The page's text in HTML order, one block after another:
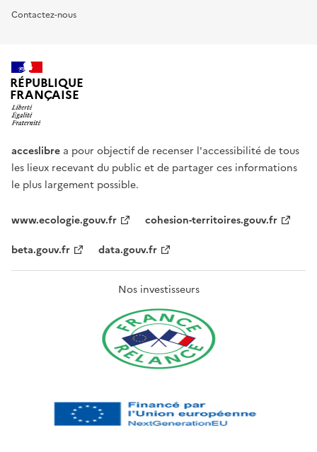
Contactez-nous
RÉPUBLIQUE
FRANÇAISE
acceslibre a pour objectif de recenser l'accessibilité de tous
les lieux recevant du public et de partager ces informations
le plus largement possible.
www.ecologie.gouv.fr
cohesion-territoires.gouv.fr
beta.gouv.fr
data.gouv.fr
Nos investisseurs